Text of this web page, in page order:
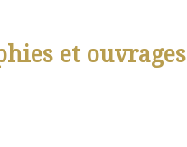
et ouvrages